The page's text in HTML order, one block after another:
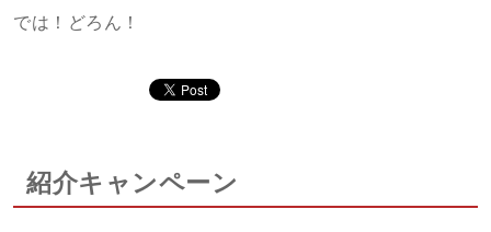
では！どろん！
紹介キャンペーン